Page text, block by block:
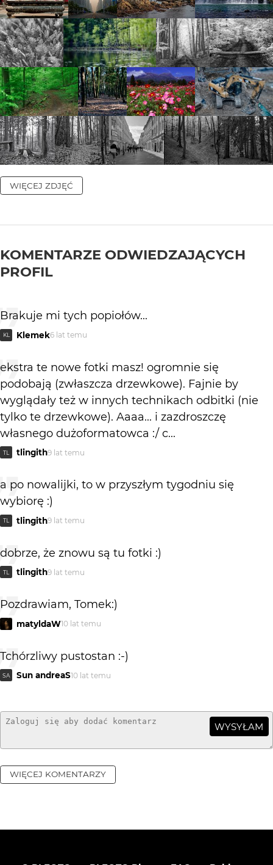
WIĘCEJ ZDJĘĆ
KOMENTARZE ODWIEDZAJĄCYCH
PROFIL
Brakuje mi tych popiołów...
KL Klemek6 lat temu
ekstra te nowe fotki masz! ogromnie się
podobają (zwłaszcza drzewkowe). Fajnie by
wyglądały też w innych technikach odbitki (nie
tylko te drzewkowe). Aaaa... i zazdroszczę
własnego dużoformatowca :/ c...
TL tlingith9 lat temu
a po nowalijki, to w przyszłym tygodniu się
wybiorę :)
TL tlingith9 lat temu
dobrze, że znowu są tu fotki :)
TL tlingith9 lat temu
Pozdrawiam, Tomek:)
matyldaW10 lat temu
Tchórzliwy pustostan :-)
SA Sun andreaS10 lat temu
WYSYŁAM
WIĘCEJ KOMENTARZY